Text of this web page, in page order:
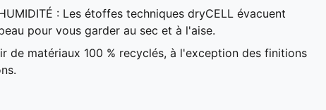
: Les étoffes techniques dryCELL évacuent
pour vous garder au sec et à l'aise.
de matériaux 100 % recyclés, à l'exception des finitions